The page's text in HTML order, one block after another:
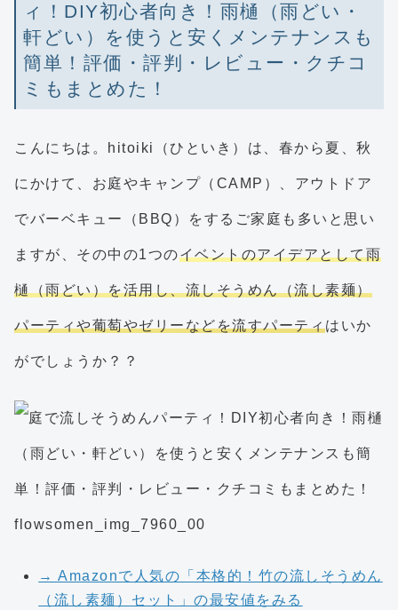
ィ！DIY初心者向き！雨樋（雨どい・
軒どい）を使うと安くメンテナンスも
簡単！評価・評判・レビュー・クチコ
ミもまとめた！
こんにちは。hitoiki（ひといき）は、春から夏、秋
にかけて、お庭やキャンプ（CAMP）、アウトドア
でバーベキュー（BBQ）をするご家庭も多いと思い
ますが、その中の1つのイベントのアイデアとして雨
樋（雨どい）を活用し、流しそうめん（流し素麺）
パーティや葡萄やゼリーなどを流すパーティはいか
がでしょうか？？
→ Amazonで人気の「本格的！竹の流しそうめん
（流し素麺）セット」の最安値をみる